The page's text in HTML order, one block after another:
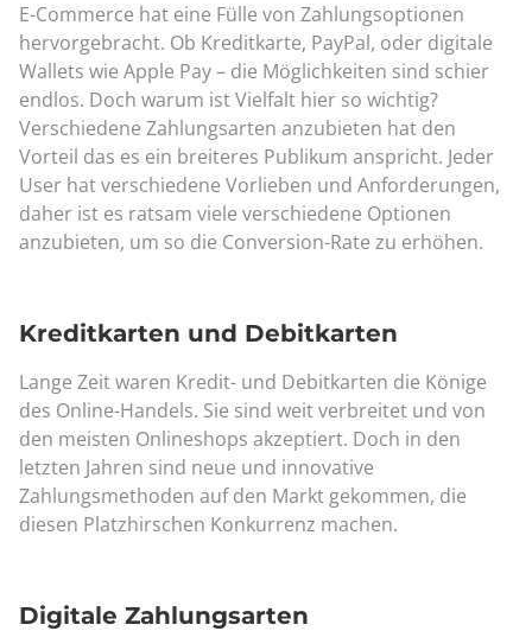
E-Commerce hat eine Fülle von Zahlungsoptionen
hervorgebracht. Ob Kreditkarte, PayPal, oder digitale
Wallets wie Apple Pay – die Möglichkeiten sind schier
endlos. Doch warum ist Vielfalt hier so wichtig?
Verschiedene Zahlungsarten anzubieten hat den
Vorteil das es ein breiteres Publikum anspricht. Jeder
User hat verschiedene Vorlieben und Anforderungen,
daher ist es ratsam viele verschiedene Optionen
anzubieten, um so die Conversion-Rate zu erhöhen.
Kreditkarten und Debitkarten
Lange Zeit waren Kredit- und Debitkarten die Könige
des Online-Handels. Sie sind weit verbreitet und von
den meisten Onlineshops akzeptiert. Doch in den
letzten Jahren sind neue und innovative
Zahlungsmethoden auf den Markt gekommen, die
diesen Platzhirschen Konkurrenz machen.
Digitale Zahlungsarten